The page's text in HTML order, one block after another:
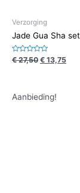
Verzorging
Jade Gua Sha set
Waardering
€27,50 € 13,75
Aanbieding!